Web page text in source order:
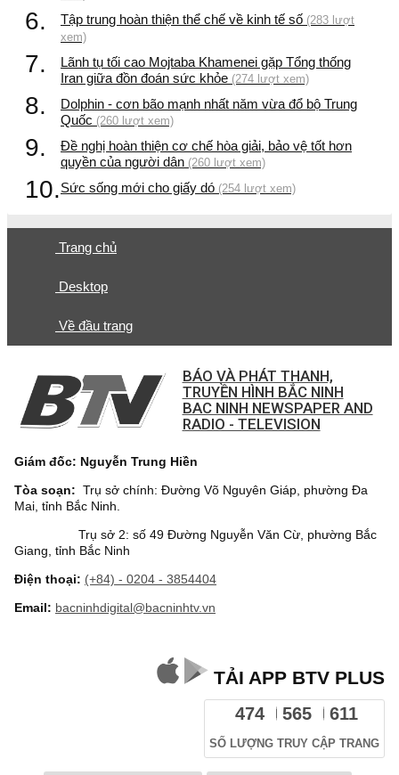
6. Tập trung hoàn thiện thể chế về kinh tế số (283 lượt
xem)
7.
Lãnh tụ tối cao Mojtaba Khamenei gặp Tổng thống
Iran giữa đồn đoán sức khỏe (274 lượt xem)
8.
Dolphin - cơn bão mạnh nhất năm vừa đổ bộ Trung
Quốc (260 lượt xem)
9.
Đề nghị hoàn thiện cơ chế hòa giải, bảo vệ tốt hơn
quyền của người dân (260 lượt xem)
10.Sức sống mới cho giấy dó (254 lượt xem)
Trang chủ
Desktop
Về đầu trang
BÁO VÀ PHÁT THANH,
TRUYỀN HÌNH BẮC NINH
BAC NINH NEWSPAPER AND
RADIO - TELEVISION
Giám đốc: Nguyễn Trung Hiền
Tòa soạn: Trụ sở chính: Đường Võ Nguyên Giáp, phường Đa
Mai, tỉnh Bắc Ninh.
Trụ sở 2: số 49 Đường Nguyễn Văn Cừ, phường Bắc
Giang, tỉnh Bắc Ninh
Điện thoại: (+84) - 0204 - 3854404
Email: bacninhdigital@bacninhtv.vn
TẢI APP BTV PLUS
474 565 611
SỐ LƯỢNG TRUY CẬP TRANG